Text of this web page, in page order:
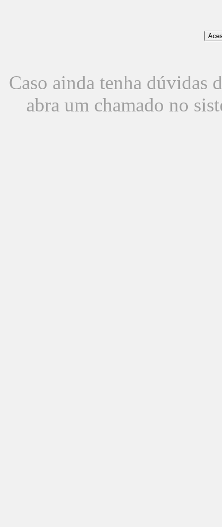
Caso ainda tenha dúvidas
abra um chamado no